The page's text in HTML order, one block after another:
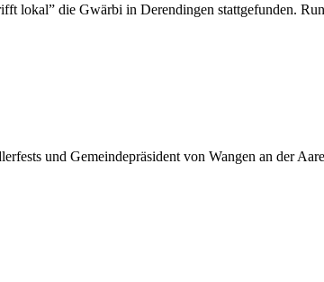
lokal” die Gwärbi in Derendingen stattgefunden.
und Gemeindepräsident von Wangen an der